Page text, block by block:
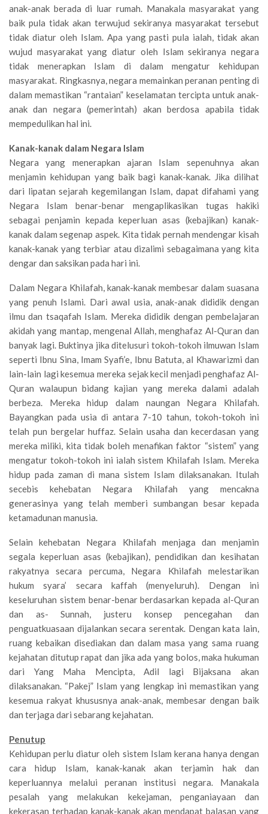
anak-anak berada di luar rumah. Manakala masyarakat yang
baik pula tidak akan terwujud sekiranya masyarakat tersebut
tidak diatur oleh Islam. Apa yang pasti pula ialah, tidak akan
wujud masyarakat yang diatur oleh Islam sekiranya negara
tidak menerapkan Islam di dalam mengatur kehidupan
masyarakat. Ringkasnya, negara memainkan peranan penting di
dalam memastikan “rantaian” keselamatan tercipta untuk anak-
anak dan negara (pemerintah) akan berdosa apabila tidak
mempedulikan hal ini.
Kanak-kanak dalam Negara Islam
Negara yang menerapkan ajaran Islam sepenuhnya akan
menjamin kehidupan yang baik bagi kanak-kanak. Jika dilihat
dari lipatan sejarah kegemilangan Islam, dapat difahami yang
Negara Islam benar-benar mengaplikasikan tugas hakiki
sebagai penjamin kepada keperluan asas (kebajikan) kanak-
kanak dalam segenap aspek. Kita tidak pernah mendengar kisah
kanak-kanak yang terbiar atau dizalimi sebagaimana yang kita
dengar dan saksikan pada hari ini.
Dalam Negara Khilafah, kanak-kanak membesar dalam suasana
yang penuh Islami. Dari awal usia, anak-anak dididik dengan
ilmu dan tsaqafah Islam. Mereka dididik dengan pembelajaran
akidah yang mantap, mengenal Allah, menghafaz Al-Quran dan
banyak lagi. Buktinya jika ditelusuri tokoh-tokoh ilmuwan Islam
seperti Ibnu Sina, Imam Syafi’e, Ibnu Batuta, al Khawarizmi dan
lain-lain lagi kesemua mereka sejak kecil menjadi penghafaz Al-
Quran walaupun bidang kajian yang mereka dalami adalah
berbeza. Mereka hidup dalam naungan Negara Khilafah.
Bayangkan pada usia di antara 7-10 tahun, tokoh-tokoh ini
telah pun bergelar huffaz. Selain usaha dan kecerdasan yang
mereka miliki, kita tidak boleh menafikan faktor “sistem” yang
mengatur tokoh-tokoh ini ialah sistem Khilafah Islam. Mereka
hidup pada zaman di mana sistem Islam dilaksanakan. Itulah
secebis kehebatan Negara Khilafah yang mencakna
generasinya yang telah memberi sumbangan besar kepada
ketamadunan manusia.
Selain kehebatan Negara Khilafah menjaga dan menjamin
segala keperluan asas (kebajikan), pendidikan dan kesihatan
rakyatnya secara percuma, Negara Khilafah melestarikan
hukum syara’ secara kaffah (menyeluruh). Dengan ini
keseluruhan sistem benar-benar berdasarkan kepada al-Quran
dan as- Sunnah, justeru konsep pencegahan dan
penguatkuasaan dijalankan secara serentak. Dengan kata lain,
ruang kebaikan disediakan dan dalam masa yang sama ruang
kejahatan ditutup rapat dan jika ada yang bolos, maka hukuman
dari Yang Maha Mencipta, Adil lagi Bijaksana akan
dilaksanakan. “Pakej” Islam yang lengkap ini memastikan yang
kesemua rakyat khususnya anak-anak, membesar dengan baik
dan terjaga dari sebarang kejahatan.
Penutup
Kehidupan perlu diatur oleh sistem Islam kerana hanya dengan
cara hidup Islam, kanak-kanak akan terjamin hak dan
keperluannya melalui peranan institusi negara. Manakala
pesalah yang melakukan kekejaman, penganiayaan dan
kekerasan terhadap kanak-kanak akan mendapat balasan yang